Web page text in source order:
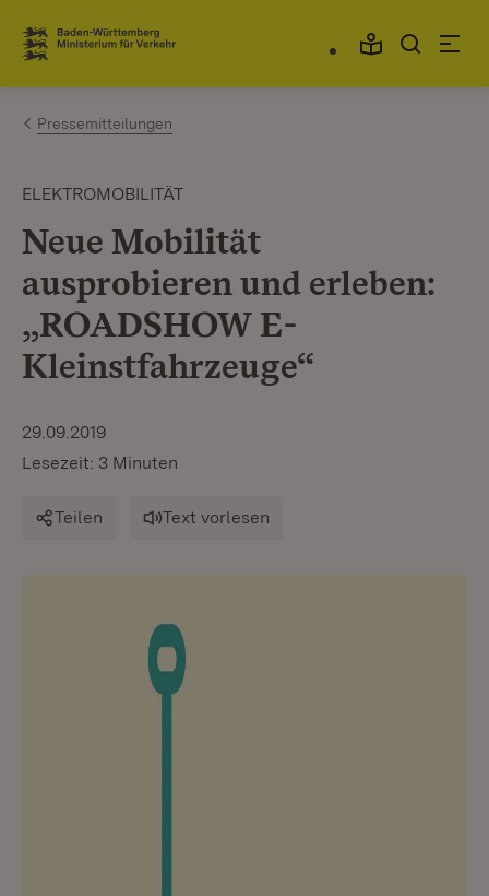
Zum Inhalt springen
Link zur Startseite
Pressemitteilungen
ELEKTROMOBILITÄT
Neue Mobilität
ausprobieren und erleben:
„ROADSHOW E-
Kleinstfahrzeuge“
29.09.2019
Lesezeit: 3 Minuten
Teilen Text vorlesen